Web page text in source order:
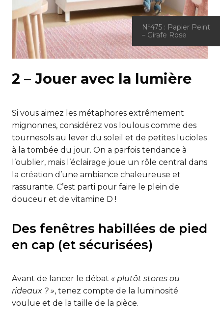
Nº475 : Papier Peint
– Girafe Rose
2 – Jouer avec la lumière
Si vous aimez les métaphores extrêmement
mignonnes, considérez vos loulous comme des
tournesols au lever du soleil et de petites lucioles
à la tombée du jour. On a parfois tendance à
l’oublier, mais l’éclairage joue un rôle central dans
la création d’une ambiance chaleureuse et
rassurante. C’est parti pour faire le plein de
douceur et de vitamine D !
Des fenêtres habillées de pied
en cap (et sécurisées)
Avant de lancer le débat « plutôt stores ou
rideaux ? », tenez compte de la luminosité
voulue et de la taille de la pièce.